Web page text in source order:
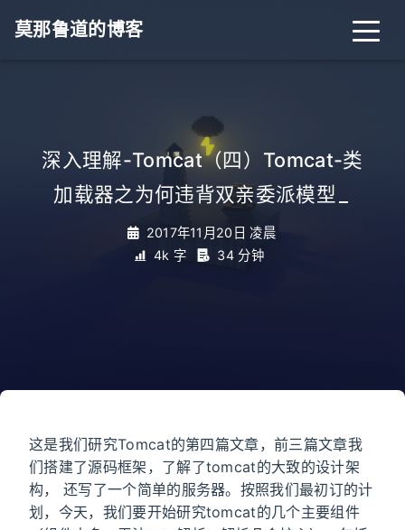
莫那鲁道的博客
深入理解-Tomcat（四）Tomcat-类
加载器之为何违背双亲委派模型
2017年11月20日 凌晨
4k 字
34 分钟
这是我们研究Tomcat的第四篇文章，前三篇文章我
们搭建了源码框架，了解了tomcat的大致的设计架
构， 还写了一个简单的服务器。按照我们最初订的计
划，今天，我们要开始研究tomcat的几个主要组件